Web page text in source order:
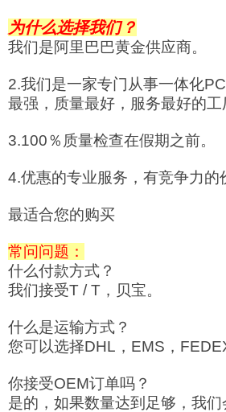
为什么选择我们？
我们是阿里巴巴黄金供应商。
2.我们是一家专门从事一体化
最强，质量最好，服务最好的工
3.100％质量检查在假期之前。
4.优惠的专业服务，有竞争力的
最适合您的购买
常问问题：
什么付款方式？
我们接受T / T，贝宝。
什么是运输方式？
您可以选择DHL，EMS，
你接受OEM订单吗？
是的，如果数量达到足够，我